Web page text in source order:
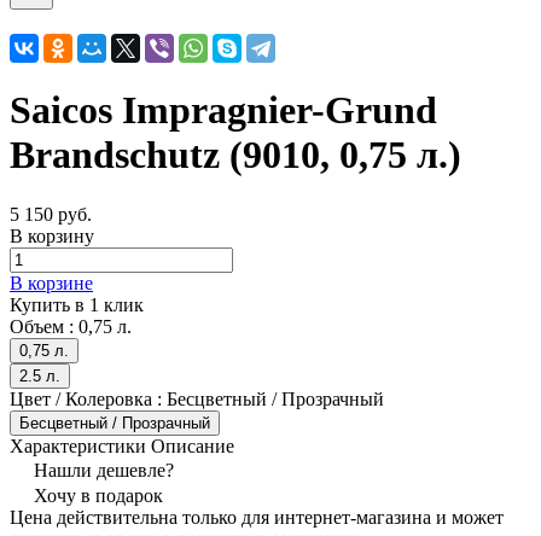
Saicos Impragnier-Grund
Brandschutz (9010, 0,75 л.)
5 150 руб.
В корзину
В корзине
Купить в 1 клик
Объем : 0,75 л.
0,75 л.
2.5 л.
Цвет / Колеровка : Бесцветный / Прозрачный
Бесцветный / Прозрачный
Характеристики Описание
Нашли дешевле?
Хочу в подарок
Цена действительна только для интернет-магазина и может